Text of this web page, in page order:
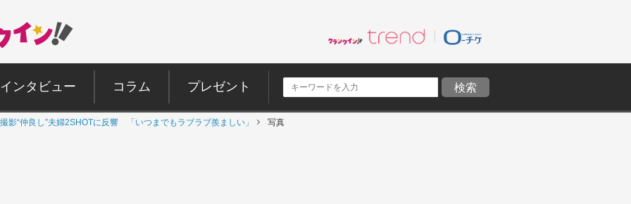
インタビュー コラム プレゼント
影“仲良し”夫婦2SHOTに反響 「いつまでもラブラブ羨ましい」 写真